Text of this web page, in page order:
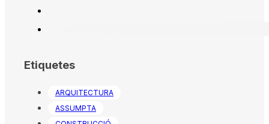
Etiquetes
ARQUITECTURA
ASSUMPTA